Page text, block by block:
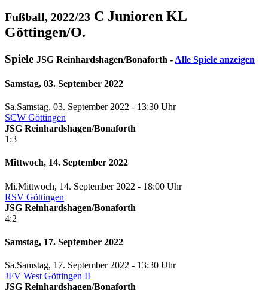
Fußball, 2022/23 C Junioren KL
Göttingen/O.
Spiele JSG Reinhardshagen/Bonaforth - Alle Spiele anzeigen
Samstag, 03. September 2022
Sa.Samstag, 03. September 2022 - 13:30 Uhr
SCW Göttingen
JSG Reinhardshagen/Bonaforth
1:3
Mittwoch, 14. September 2022
Mi.Mittwoch, 14. September 2022 - 18:00 Uhr
RSV Göttingen
JSG Reinhardshagen/Bonaforth
4:2
Samstag, 17. September 2022
Sa.Samstag, 17. September 2022 - 13:30 Uhr
JFV West Göttingen II
JSG Reinhardshagen/Bonaforth